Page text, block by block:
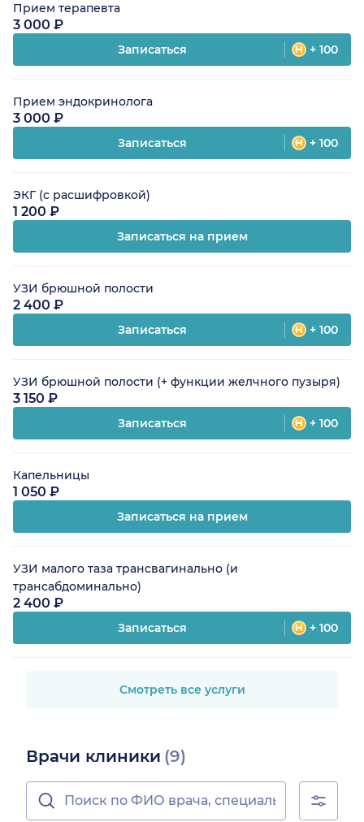
Прием терапевта
3 000 ₽
Записаться + 100
Прием эндокринолога
3 000 ₽
Записаться + 100
ЭКГ (с расшифровкой)
1 200 ₽
Записаться на прием
УЗИ брюшной полости
2 400 ₽
Записаться + 100
УЗИ брюшной полости (+ функции желчного пузыря)
3 150 ₽
Записаться + 100
Капельницы
1 050 ₽
Записаться на прием
УЗИ малого таза трансвагинально (и
трансабдоминально)
2 400 ₽
Записаться + 100
Смотреть все услуги
Врачи клиники (9)